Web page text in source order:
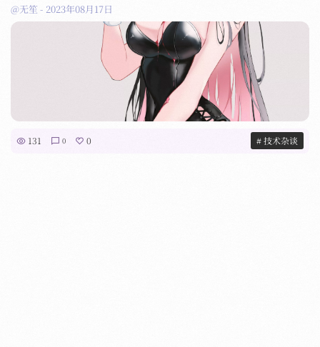
@无笙 - 2023年08月17日
131 0 0 # 技术杂谈